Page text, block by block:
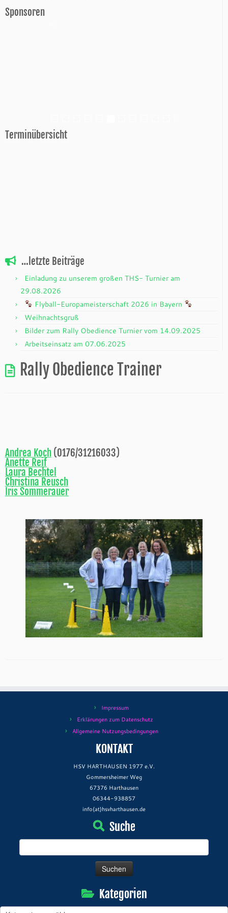
Sponsoren
Terminübersicht
…letzte Beiträge
Einladung zu unserem großen THS- Turnier am
29.08.2026
Flyball-Europameisterschaft 2026 in Bayern
Weihnachtsgruß
Bilder zum Rally Obedience Turnier vom 14.09.2025
Arbeitseinsatz am 07.06.2025
Rally Obedience Trainer
Andrea Koch (0176/31216033)
Anette Reif
Laura Bechtel
Christina Reusch
Iris Sommerauer
Impressum
Erklärungen zum Datenschutz
Allgemeine Nutzungsbedingungen
KONTAKT
HSV HARTHAUSEN 1977 e.V.
Gommersheimer Weg
67376 Harthausen
06344-938857
info(at)hsvharthausen.de
Suche
Suchen
Kategorien